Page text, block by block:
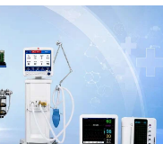
Telegram
cần rõ ràng, Mỹ cần
$4 tỷ trong tháng 7,
ra mắt thị trường
làเรื่อง lớn, người dùng